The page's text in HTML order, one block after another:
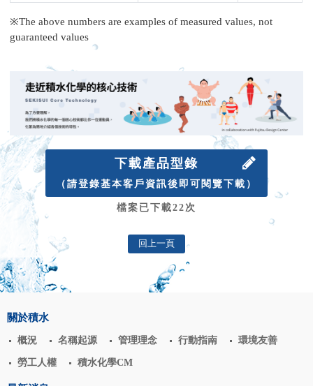
※The above numbers are examples of measured values, not
guaranteed values
下載產品型錄
（請登錄基本客戶資訊後即可閱覽下載）
檔案已下載22次
回上一頁
關於積水
概況 名稱起源 管理理念 行動指南 環境友善
勞工人權 積水化學CM